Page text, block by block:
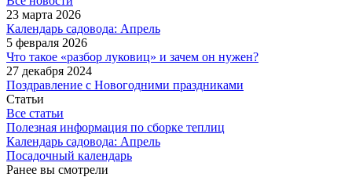
23 марта 2026
Календарь садовода: Апрель
5 февраля 2026
Что такое «разбор луковиц» и зачем он нужен?
27 декабря 2024
Поздравление с Новогодними праздниками
Статьи
Все статьи
Полезная информация по сборке теплиц
Календарь садовода: Апрель
Посадочный календарь
Ранее вы смотрели